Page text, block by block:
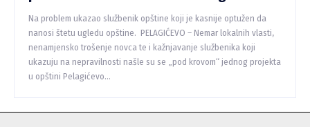
Na problem ukazao službenik opštine koji je kasnije optužen da
nanosi štetu ugledu opštine. PELAGIĆEVO – Nemar lokalnih vlasti,
nenamjensko trošenje novca te i kažnjavanje službenika koji
ukazuju na nepravilnosti našle su se „pod krovom“ jednog projekta
u opštini Pelagićevo...